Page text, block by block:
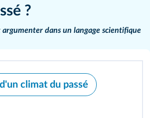
?
dans un langage scientifique
climat du passé